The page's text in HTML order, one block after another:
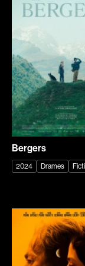
Gibbons Rodney
Giovanni José
Girard Hélène
Giroux Yan
Godbout Jacques
Godbout Louis
Godron Sébastien
Goulet Stella
Goyer Dominic
Grbovic Ivan
Green Martin
Bergers
2024 Drames